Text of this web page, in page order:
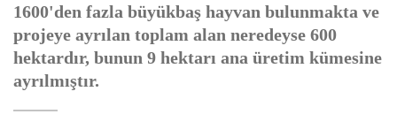
1600'den fazla büyükbaş hayvan bulunmakta ve
projeye ayrılan toplam alan neredeyse 600
hektardır, bunun 9 hektarı ana üretim kümesine
ayrılmıştır.